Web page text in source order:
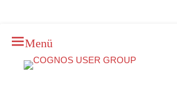
Menü
COGNOS
DEUTSCHLAND * ÖSTERREICH * SCHWEIZ